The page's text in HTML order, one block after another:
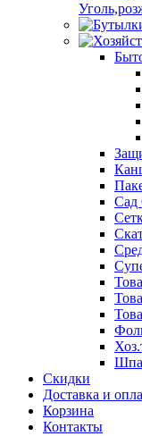
Сад
Скидки
Доставка и
Корзина
Контакты